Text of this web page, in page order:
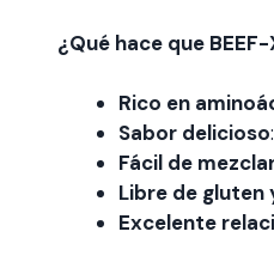
¿Qué hace que
Rico en
Sabor delicioso
Fácil de
Libre de gluten
Excelente